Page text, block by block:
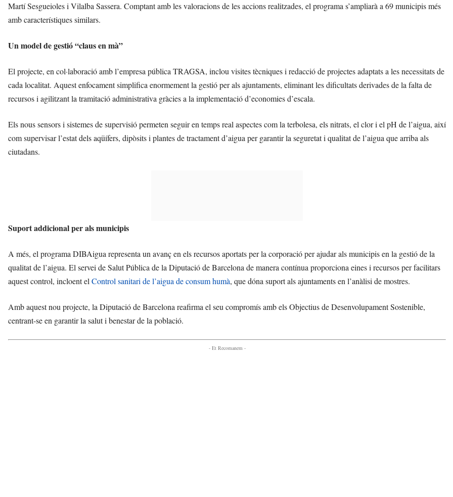
Martí Sesgueioles i Vilalba Sassera. Comptant amb les valoracions de les accions realitzades, el programa s’ampliarà a 69 municipis més
amb característiques similars.
Un model de gestió “claus en mà”
El projecte, en col·laboració amb l’empresa pública TRAGSA, inclou visites tècniques i redacció de projectes adaptats a les necessitats de
cada localitat. Aquest enfocament simplifica enormement la gestió per als ajuntaments, eliminant les dificultats derivades de la falta de
recursos i agilitzant la tramitació administrativa gràcies a la implementació d’economies d’escala.
Els nous sensors i sistemes de supervisió permeten seguir en temps real aspectes com la terbolesa, els nitrats, el clor i el pH de l’aigua, així
com supervisar l’estat dels aqüífers, dipòsits i plantes de tractament d’aigua per garantir la seguretat i qualitat de l’aigua que arriba als
ciutadans.
Suport addicional per als municipis
A més, el programa DIBAigua representa un avanç en els recursos aportats per la corporació per ajudar als municipis en la gestió de la
qualitat de l’aigua. El servei de Salut Pública de la Diputació de Barcelona de manera contínua proporciona eines i recursos per facilitars
aquest control, incloent elControl sanitari de l’aigua de consum humà, que dóna suport als ajuntaments en l’anàlisi de mostres.
Amb aquest nou projecte, la Diputació de Barcelona reafirma el seu compromís amb els Objectius de Desenvolupament Sostenible,
centrant-se en garantir la salut i benestar de la població.
- Et Recomanem -